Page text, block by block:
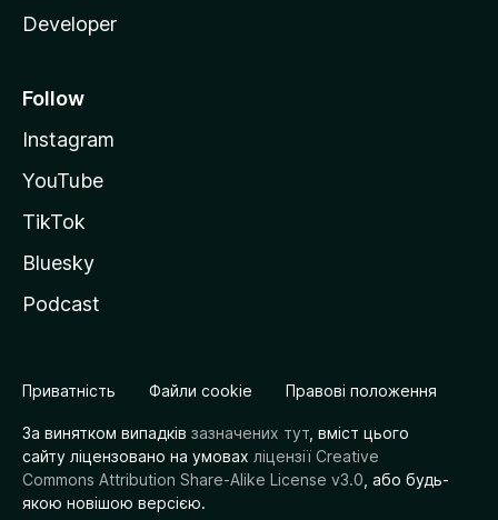
Developer
Follow
Instagram
YouTube
TikTok
Bluesky
Podcast
Приватність Файли cookie Правові положення
За винятком випадків зазначених тут , вміст цього
сайту ліцензовано на умовах ліцензії Creative
Commons Attribution Share-Alike License v3.0 , або будь-
якою новішою версією.